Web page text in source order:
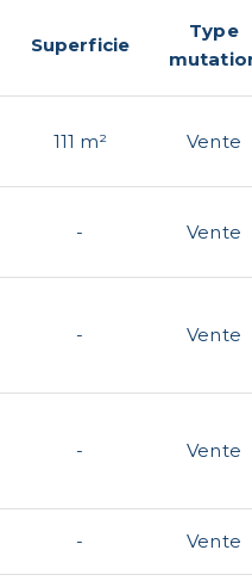
Superficie
Type
111 m² Vente
- Vente
- Vente
- Vente
- Vente